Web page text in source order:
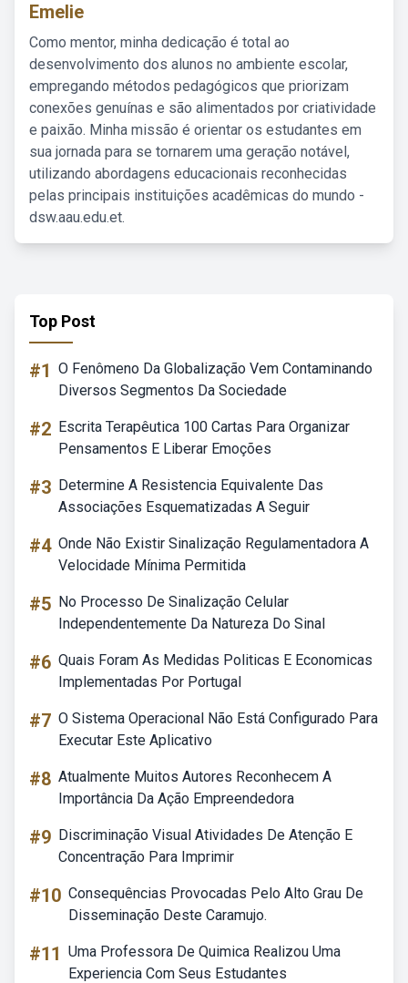
Emelie
Como mentor, minha dedicação é total ao
desenvolvimento dos alunos no ambiente escolar,
empregando métodos pedagógicos que priorizam
conexões genuínas e são alimentados por criatividade
e paixão. Minha missão é orientar os estudantes em
sua jornada para se tornarem uma geração notável,
utilizando abordagens educacionais reconhecidas
pelas principais instituições acadêmicas do mundo -
dsw.aau.edu.et.
Top Post
#1 O Fenômeno Da Globalização Vem Contaminando
Diversos Segmentos Da Sociedade
#2 Escrita Terapêutica 100 Cartas Para Organizar
Pensamentos E Liberar Emoções
#3 Determine A Resistencia Equivalente Das
Associações Esquematizadas A Seguir
#4 Onde Não Existir Sinalização Regulamentadora A
Velocidade Mínima Permitida
#5 No Processo De Sinalização Celular
Independentemente Da Natureza Do Sinal
#6 Quais Foram As Medidas Politicas E Economicas
Implementadas Por Portugal
#7 O Sistema Operacional Não Está Configurado Para
Executar Este Aplicativo
#8 Atualmente Muitos Autores Reconhecem A
Importância Da Ação Empreendedora
#9 Discriminação Visual Atividades De Atenção E
Concentração Para Imprimir
#10 Consequências Provocadas Pelo Alto Grau De
Disseminação Deste Caramujo.
#11 Uma Professora De Quimica Realizou Uma
Experiencia Com Seus Estudantes